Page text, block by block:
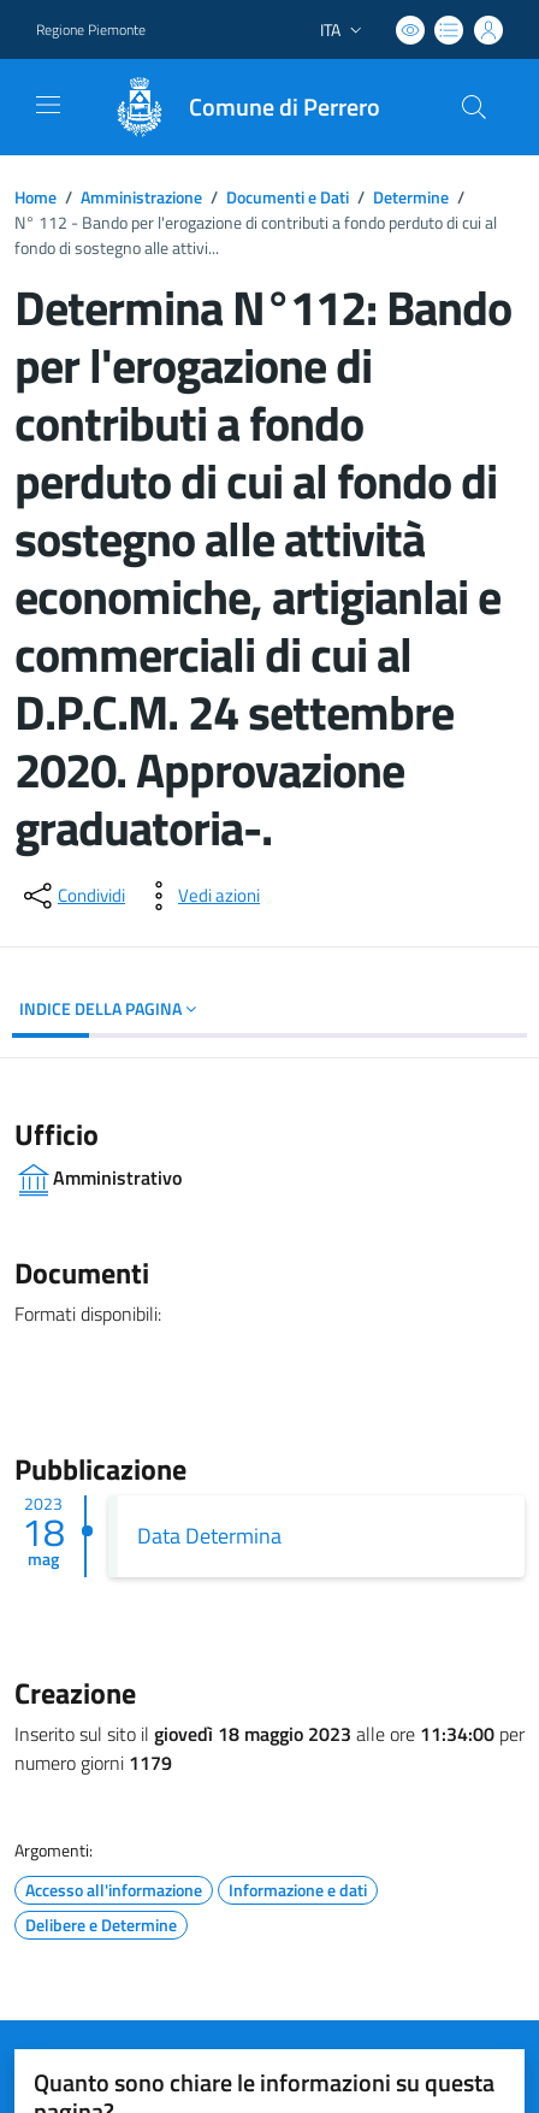
Regione Piemonte Lingua attiva:
ITA
Comune di Perrero
Home / Amministrazione / Documenti e Dati / Determine /
N° 112 - Bando per l'erogazione di contributi a fondo perduto di cui al
fondo di sostegno alle attivi...
Determina N°112: Bando
per l'erogazione di
contributi a fondo
perduto di cui al fondo di
sostegno alle attività
economiche, artigianlai e
commerciali di cui al
D.P.C.M. 24 settembre
2020. Approvazione
graduatoria-.
Dettagli del documento
Condividi Vedi azioni
INDICE DELLA PAGINA
Ufficio
Amministrativo
Documenti
Formati disponibili:
Pubblicazione
2023
18
mag
Data Determina
Creazione
Inserito sul sito il giovedì 18 maggio 2023 alle ore 11:34:00 per
numero giorni 1179
Argomenti:
Accesso all'informazione
Informazione e dati
Delibere e Determine
Quanto sono chiare le informazioni su questa